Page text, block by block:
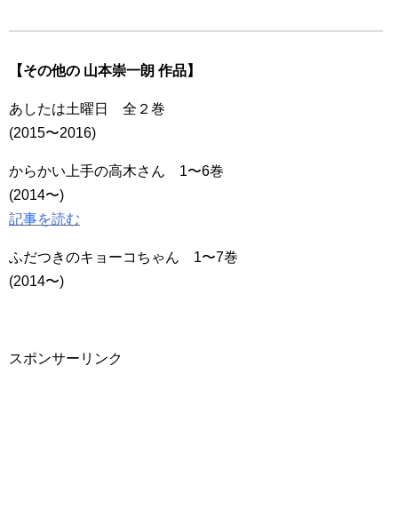
【その他の 山本崇一朗 作品】
あしたは土曜日 全２巻
(2015〜2016)
からかい上手の高木さん 1〜6巻
(2014〜)
記事を読む
ふだつきのキョーコちゃん 1〜7巻
(2014〜)
スポンサーリンク